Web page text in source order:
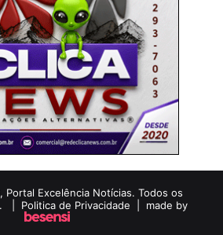
Excelência Notícias. Todos os
| Politica de Privacidade | made by